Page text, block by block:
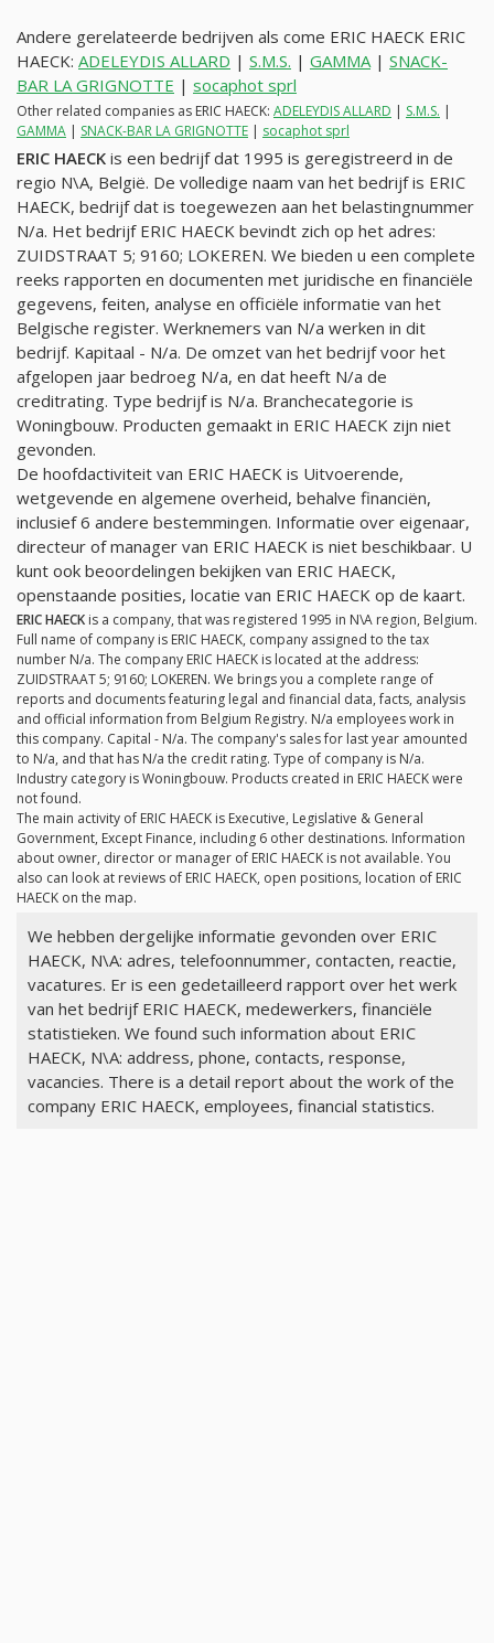
Andere gerelateerde bedrijven als come ERIC HAECK ERIC
HAECK: ADELEYDIS ALLARD | S.M.S. | GAMMA| SNACK-
BAR LA GRIGNOTTE | socaphot sprl
Other related companies as ERIC HAECK: ADELEYDIS ALLARD | S.M.S. |
GAMMA | SNACK-BAR LA GRIGNOTTE | socaphot sprl
ERIC HAECK is een bedrijf dat 1995 is geregistreerd in de
regio N\A, België. De volledige naam van het bedrijf is ERIC
HAECK, bedrijf dat is toegewezen aan het belastingnummer
N/a. Het bedrijf ERIC HAECK bevindt zich op het adres:
ZUIDSTRAAT 5; 9160; LOKEREN. We bieden u een complete
reeks rapporten en documenten met juridische en financiële
gegevens, feiten, analyse en officiële informatie van het
Belgische register. Werknemers van N/a werken in dit
bedrijf. Kapitaal - N/a. De omzet van het bedrijf voor het
afgelopen jaar bedroeg N/a, en dat heeft N/a de
creditrating. Type bedrijf is N/a. Branchecategorie is
Woningbouw. Producten gemaakt in ERIC HAECK zijn niet
gevonden.
De hoofdactiviteit van ERIC HAECK is Uitvoerende,
wetgevende en algemene overheid, behalve financiën,
inclusief 6 andere bestemmingen. Informatie over eigenaar,
directeur of manager van ERIC HAECK is niet beschikbaar. U
kunt ook beoordelingen bekijken van ERIC HAECK,
openstaande posities, locatie van ERIC HAECK op de kaart.
ERIC HAECK is a company, that was registered 1995 in N\A region, Belgium.
Full name of company is ERIC HAECK, company assigned to the tax
number N/a. The company ERIC HAECK is located at the address:
ZUIDSTRAAT 5; 9160; LOKEREN. We brings you a complete range of
reports and documents featuring legal and financial data, facts, analysis
and official information from Belgium Registry. N/a employees work in
this company. Capital - N/a. The company's sales for last year amounted
to N/a, and that has N/a the credit rating. Type of company is N/a.
Industry category is Woningbouw. Products created in ERIC HAECK were
not found.
The main activity of ERIC HAECK is Executive, Legislative & General
Government, Except Finance, including 6 other destinations. Information
about owner, director or manager of ERIC HAECK is not available. You
also can look at reviews of ERIC HAECK, open positions, location of ERIC
HAECK on the map.
We hebben dergelijke informatie gevonden over ERIC
HAECK, N\A: adres, telefoonnummer, contacten, reactie,
vacatures. Er is een gedetailleerd rapport over het werk
van het bedrijf ERIC HAECK, medewerkers, financiële
statistieken. We found such information about ERIC
HAECK, N\A: address, phone, contacts, response,
vacancies. There is a detail report about the work of the
company ERIC HAECK, employees, financial statistics.